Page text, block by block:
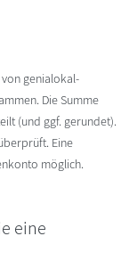
genialokal-
Die Summe
(und ggf. gerundet).
Eine
möglich.
eine